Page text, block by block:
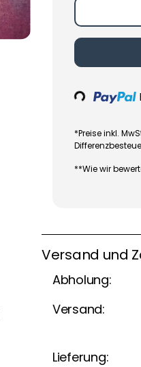
Loading...
*Preise inkl.
**Wie wir
Versand und
Abholung:
Versand:
Lieferung: